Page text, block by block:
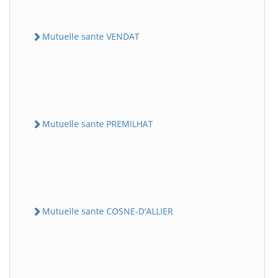
Mutuelle sante VENDAT
Mutuelle sante PREMILHAT
Mutuelle sante COSNE-D'ALLIER